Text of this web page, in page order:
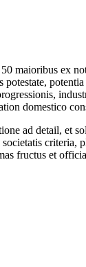
maioribus ex
domestico
ad detail, et
criteria,
fructus et